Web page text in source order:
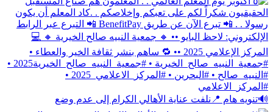
🔊تنويه هام 📍نلفت عناية الأهالي الكرام إلى عدم وضع